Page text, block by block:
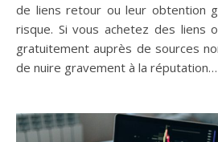
de liens retour ou leur obtention
risque. Si vous achetez des liens
gratuitement auprès de sources
de nuire gravement à la réputation…